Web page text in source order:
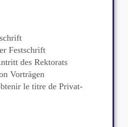
Festschrift
des Rektorats
Vorträgen
le titre de Privat-